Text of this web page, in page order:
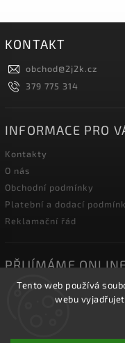
Tento web používá
webu
KONTAKT
obchod@2j2k.cz
379 775 314
INFORMACE PRO
Kontakty
O nás
Obchodní podmínky
Platební a dodací
Reklamační řád
PŘIJÍMÁME